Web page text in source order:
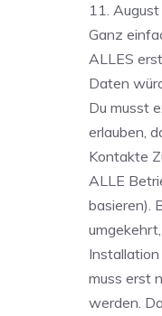
11.
Ganz
ALLES
Daten
Du musst
erlauben,
Kontakte
ALLE
basieren).
muss erst
werden.